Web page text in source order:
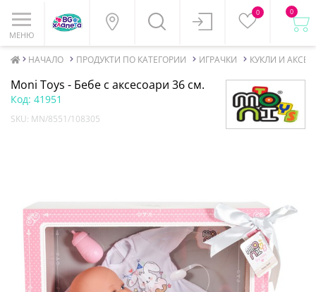
МЕНЮ
0 0
НАЧАЛО ПРОДУКТИ ПО КАТЕГОРИИ ИГРАЧКИ КУКЛИ И
Moni Toys - Бебе с аксесоари 36 см.
Код: 41951
SKU: MN/8551/108305